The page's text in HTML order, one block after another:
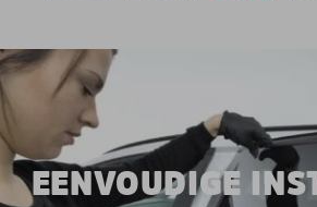
EENVOUDIGE